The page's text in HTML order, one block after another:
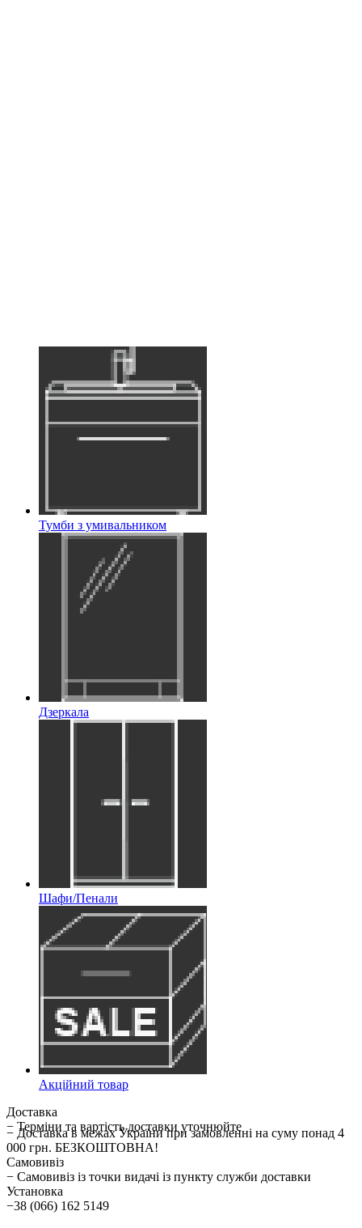
Тумби з умивальником
Дзеркала
Шафи/Пенали
Акційний товар
Доставка
− Терміни та вартість доставки уточнюйте
− Доставка в межах України при замовленні на суму понад 4
000 грн. БЕЗКОШТОВНА!
Самовивіз
− Самовивіз із точки видачі із пункту служби доставки
Установка
−38 (066) 162 5149